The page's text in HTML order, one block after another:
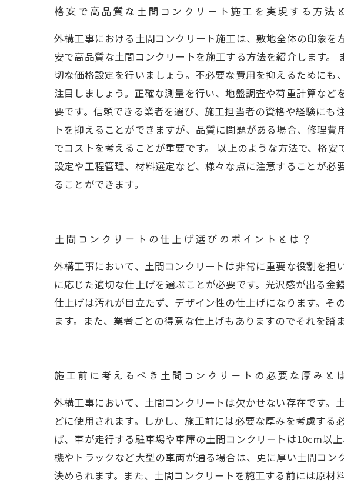
格安で高品質な土間コンクリート施工を実現する方法
外構工事における土間コンクリート施工は、敷地全体の印象
安で高品質な土間コンクリートを施工する方法を紹介します
切な価格設定を行いましょう。不必要な費用を抑えるために
注目しましょう。正確な測量を行い、地盤調査や荷重計算な
要です。信頼できる業者を選び、施工担当者の資格や経験に
トを抑えることができますが、品質に問題がある場合、修理
でコストを考えることが重要です。 以上のような方法で、格
設定や工程管理、材料選定など、様々な点に注意することが
ることができます。
土間コンクリートの仕上げ選びのポイントとは？
外構工事において、土間コンクリートは非常に重要な役割を
に応じた適切な仕上げを選ぶことが必要です。光沢感が出る
仕上げは汚れが目立たず、デザイン性の仕上げになります。
ます。また、業者ごとの得意な仕上げもありますのでそれを踏
施工前に考えるべき土間コンクリートの必要な厚みと
外構工事において、土間コンクリートは欠かせない存在です
どに使用されます。しかし、施工前には必要な厚みを考慮す
ば、車が走行する駐車場や車庫の土間コンクリートは10cm以
機やトラックなど大型の車両が通る場合は、更に厚い土間コ
決められます。また、土間コンクリートを施工する前には原